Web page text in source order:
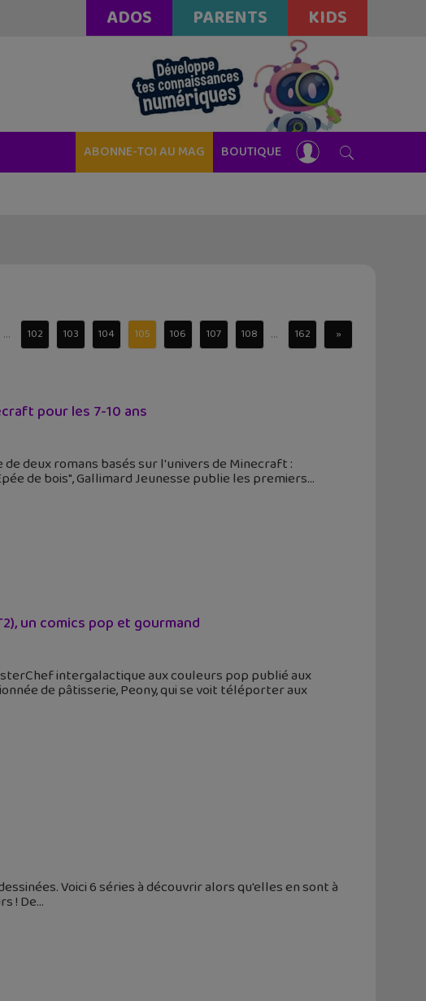
ADOS PARENTS KIDS
ABONNE-TOI AU MAG BOUTIQUE
... 102 103 104 105 106 107 108 ... 162 »
pour les 7-10 ans
deux romans basés sur l'univers de Minecraft :
de bois", Gallimard Jeunesse publie les premiers
un comics pop et gourmand
intergalactique aux couleurs pop publié aux
de pâtisserie, Peony, qui se voit téléporter aux
Voici 6 séries à découvrir alors qu'elles en sont à
! De